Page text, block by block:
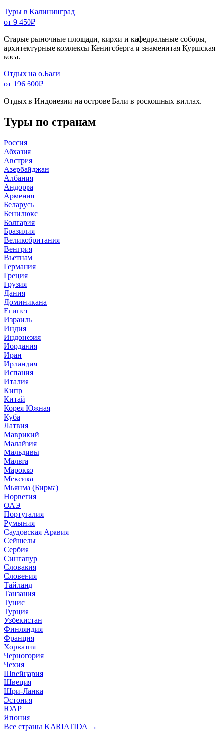
Туры в Калининград
от 9 450₽
Старые рыночные площади, кирхи и кафедральные соборы,
архитектурные комлексы Кенигсберга и знаменитая Куршская
коса.
Отдых на о.Бали
от 196 600₽
Отдых в Индонезии на острове Бали в роскошных виллах.
Туры по странам
Россия
Абхазия
Австрия
Азербайджан
Албания
Андорра
Армения
Беларусь
Бенилюкс
Болгария
Бразилия
Великобритания
Венгрия
Вьетнам
Германия
Греция
Грузия
Дания
Доминикана
Египет
Израиль
Индия
Индонезия
Иордания
Иран
Ирландия
Испания
Италия
Кипр
Китай
Корея Южная
Куба
Латвия
Маврикий
Малайзия
Мальдивы
Мальта
Марокко
Мексика
Мьянма (Бирма)
Норвегия
ОАЭ
Португалия
Румыния
Саудовская Аравия
Сейшелы
Сербия
Сингапур
Словакия
Словения
Тайланд
Танзания
Тунис
Турция
Узбекистан
Финляндия
Франция
Хорватия
Черногория
Чехия
Швейцария
Швеция
Шри-Ланка
Эстония
ЮАР
Япония
Все страны KARIATIDA →